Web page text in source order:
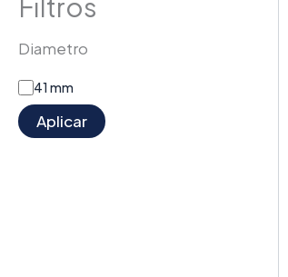
Filtros
Diametro
41 mm
Aplicar